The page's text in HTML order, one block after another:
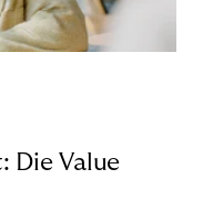
Die Value